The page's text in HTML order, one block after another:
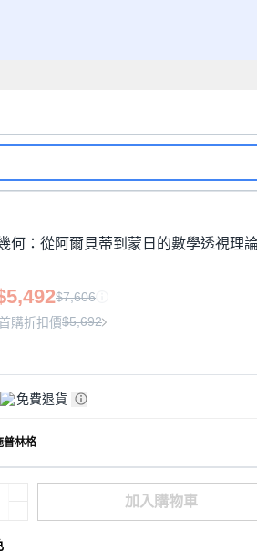
何：從阿爾貝蒂到蒙日的數學透視理
$7,606
首購折扣價$5,692
免費退貨
普林格
加入購物車